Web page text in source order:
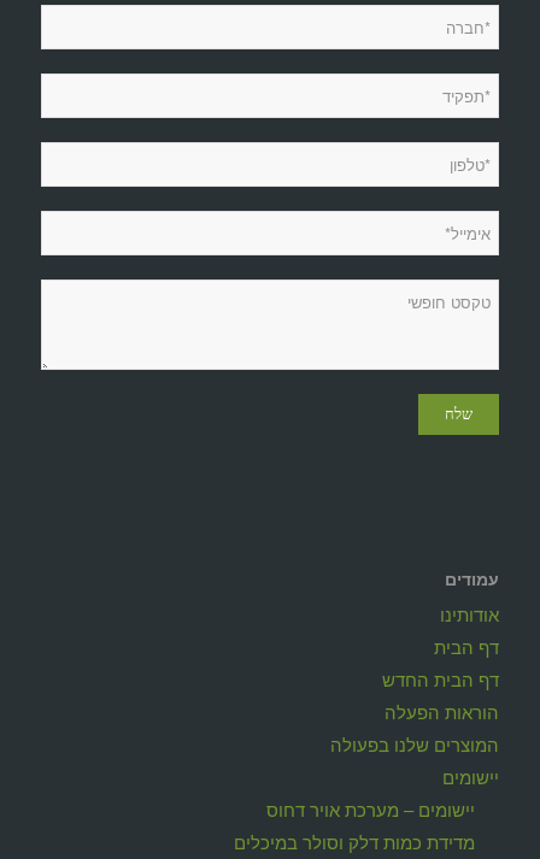
עמודים
אודותינו
דף הבית
דף הבית החדש
הוראות הפעלה
המוצרים שלנו בפעולה
יישומים
יישומים – מערכת אויר דחוס
מדידת כמות דלק וסולר במיכלים